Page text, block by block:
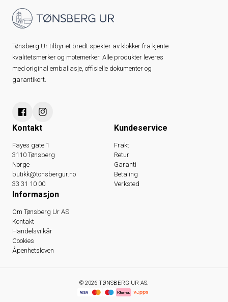
Tønsberg Ur tilbyr et bredt spekter av klokker fra kjente
kvalitetsmerker og motemerker. Alle produkter leveres
med original emballasje, offisielle dokumenter og
garantikort.
Kontakt
Fayes gate 1
3110 Tønsberg
Norge
butikk@tonsbergur.no
33 31 10 00
Kundeservice
Frakt
Retur
Garanti
Betaling
Verksted
Informasjon
Om Tønsberg Ur AS
Kontakt
Handelsvilkår
Cookies
Åpenhetsloven
© 2026 TØNSBERG UR AS.